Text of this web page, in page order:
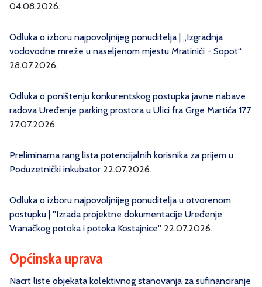
04.08.2026.
Odluka o izboru najpovoljnijeg ponuditelja | „Izgradnja
vodovodne mreže u naseljenom mjestu Mratinići - Sopot“
28.07.2026.
Odluka o poništenju konkurentskog postupka javne nabave
radova Uređenje parking prostora u Ulici fra Grge Martića 177
27.07.2026.
Preliminarna rang lista potencijalnih korisnika za prijem u
Poduzetnički inkubator 22.07.2026.
Odluka o izboru najpovoljnijeg ponuditelja u otvorenom
postupku | ''Izrada projektne dokumentacije Uređenje
Vranačkog potoka i potoka Kostajnice'' 22.07.2026.
Općinska uprava
Nacrt liste objekata kolektivnog stanovanja za sufinanciranje